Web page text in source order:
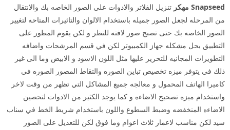
Snapseed مهكر
تنزيل الفلاتر والادوات على الصور الخاصه بك والانتقال
من المرحله لجعل الصور جميله باستخدام الالوان والتاثيرات المتاحه لتغيير
الصور الخاصه بك حتى تصبح صور لافته للنظر و لكن يقوم المطور على
التطبيق بحل مشكله جهاز الكمبيوتر لكن في قسم المرشحات واضافه
التطويرات المجانيه للتحرير عليها مثل اللون الاسود و الابيض وما الى غير
ذلك في يتوفر ميزه تخصيص تباين الصوره والتقاط المصور الصوره في
كاميرا الهاتف المحمول و معالجه جميع المشاكل التي تظهر من وقت لاخر
واستخدام ميزه تصحيح الاضاءه و كما يوجد الكثير من الادوات لتحصين
الاضاءه المنخفضه وضبط السطوع واللون باستخدام شريط الخط في سناب
سيد لكن مناسب لاعمار ثلاث اعوام وما فوق لكن للتعديل على الصور